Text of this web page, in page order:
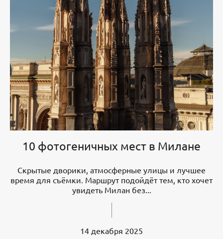
10 фотогеничных мест в Милане
Скрытые дворики, атмосферные улицы и лучшее
время для съёмки. Маршрут подойдёт тем, кто хочет
увидеть Милан без...
14 декабря 2025